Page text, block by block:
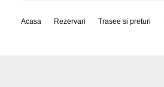
Acasa Rezervari Trasee si preturi